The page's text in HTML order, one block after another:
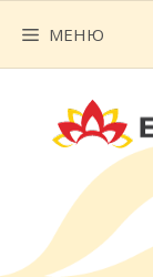
содержимому
МЕНЮ